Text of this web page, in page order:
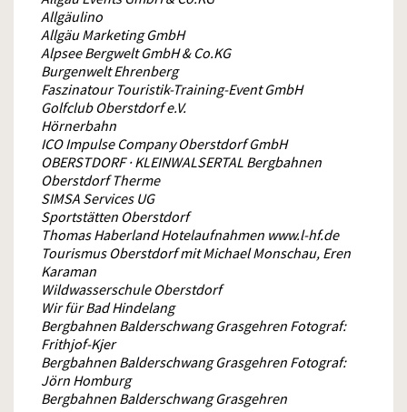
Allgäulino
Allgäu Marketing GmbH
Alpsee Bergwelt GmbH & Co.KG
Burgenwelt Ehrenberg
Faszinatour Touristik-Training-Event GmbH
Golfclub Oberstdorf e.V.
Hörnerbahn
ICO Impulse Company Oberstdorf GmbH
OBERSTDORF · KLEINWALSERTAL Bergbahnen
Oberstdorf Therme
SIMSA Services UG
Sportstätten Oberstdorf
Thomas Haberland Hotelaufnahmen www.l-hf.de
Tourismus Oberstdorf mit Michael Monschau, Eren
Karaman
Wildwasserschule Oberstdorf
Wir für Bad Hindelang
Bergbahnen Balderschwang Grasgehren Fotograf:
Frithjof-Kjer
Bergbahnen Balderschwang Grasgehren Fotograf:
Jörn Homburg
Bergbahnen Balderschwang Grasgehren